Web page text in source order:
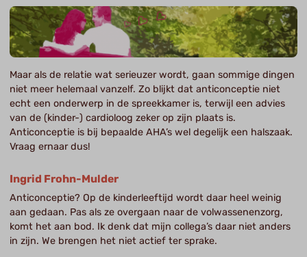
Maar als de relatie wat serieuzer wordt, gaan sommige dingen
niet meer helemaal vanzelf. Zo blijkt dat anticonceptie niet
echt een onderwerp in de spreekkamer is, terwijl een advies
van de (kinder-) cardioloog zeker op zijn plaats is.
Anticonceptie is bij bepaalde AHA’s wel degelijk een halszaak.
Vraag ernaar dus!
Ingrid Frohn-Mulder
Anticonceptie? Op de kinderleeftijd wordt daar heel weinig
aan gedaan. Pas als ze overgaan naar de volwassenenzorg,
komt het aan bod. Ik denk dat mijn collega’s daar niet anders
in zijn. We brengen het niet actief ter sprake.